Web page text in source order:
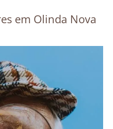
em Olinda Nova